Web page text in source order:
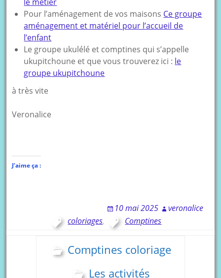
Pour l’aménagement de vos maisons Ce groupe
aménagement et matériel pour l’accueil de
l’enfant
Le groupe ukulélé et comptines qui s’appelle
ukupitchoune et que vous trouverez ici : le
groupe ukupitchoune
à très vite
Veronalice
J’aime ça :
10 mai 2025
veronalice
coloriages, Comptines
Comptines coloriage
Les activités